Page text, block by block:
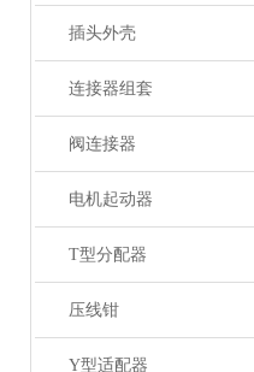
插头外壳
连接器组套
阀连接器
电机起动器
T型分配器
压线钳
Y型适配器